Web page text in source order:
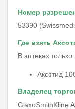
Номер
53390
Где взять
В аптеках только
Аксотид
Владелец
GlaxoSmithKline